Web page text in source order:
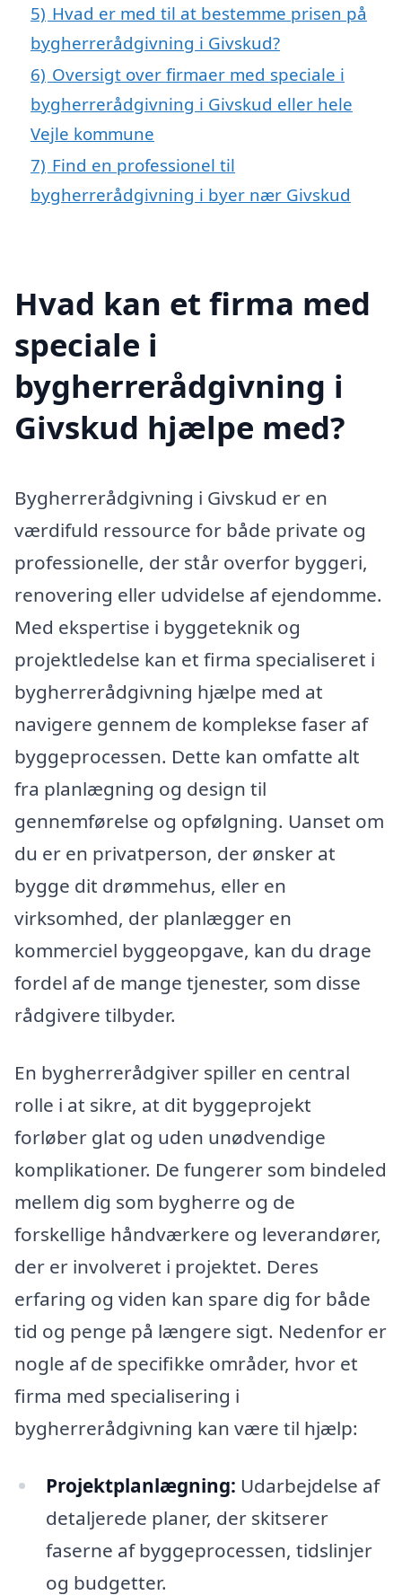
5) Hvad er med til at bestemme prisen på
bygherrerådgivning i Givskud?
6) Oversigt over firmaer med speciale i
bygherrerådgivning i Givskud eller hele
Vejle kommune
7) Find en professionel til
bygherrerådgivning i byer nær Givskud
Hvad kan et firma med
speciale i
bygherrerådgivning i
Givskud hjælpe med?
Bygherrerådgivning i Givskud er en
værdifuld ressource for både private og
professionelle, der står overfor byggeri,
renovering eller udvidelse af ejendomme.
Med ekspertise i byggeteknik og
projektledelse kan et firma specialiseret i
bygherrerådgivning hjælpe med at
navigere gennem de komplekse faser af
byggeprocessen. Dette kan omfatte alt
fra planlægning og design til
gennemførelse og opfølgning. Uanset om
du er en privatperson, der ønsker at
bygge dit drømmehus, eller en
virksomhed, der planlægger en
kommerciel byggeopgave, kan du drage
fordel af de mange tjenester, som disse
rådgivere tilbyder.
En bygherrerådgiver spiller en central
rolle i at sikre, at dit byggeprojekt
forløber glat og uden unødvendige
komplikationer. De fungerer som bindeled
mellem dig som bygherre og de
forskellige håndværkere og leverandører,
der er involveret i projektet. Deres
erfaring og viden kan spare dig for både
tid og penge på længere sigt. Nedenfor er
nogle af de specifikke områder, hvor et
firma med specialisering i
bygherrerådgivning kan være til hjælp:
Projektplanlægning: Udarbejdelse af
detaljerede planer, der skitserer
faserne af byggeprocessen, tidslinjer
og budgetter.